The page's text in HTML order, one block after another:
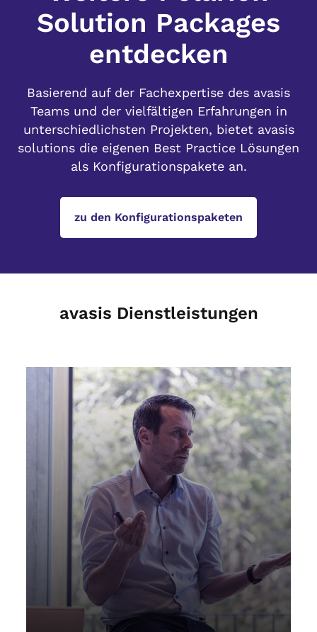
Solution Packages
entdecken
Basierend auf der Fachexpertise des avasis
Teams und der vielfältigen Erfahrungen in
unterschiedlichsten Projekten, bietet avasis
solutions die eigenen Best Practice Lösungen
als Konfigurationspakete an.
zu den Konfigurationspaketen
avasis Dienstleistungen